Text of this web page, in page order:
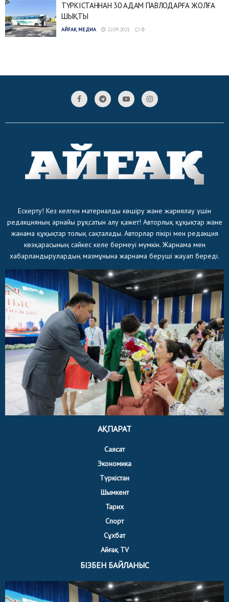
ТҮРКІСТАННАН 30 АДАМ ПАВЛОДАРҒА ЖОЛҒА
ШЫҚТЫ
АЙҒАҚ МЕДИА 22.09.2021 0
Ескерту! Кез келген материалды көшіру және жариялау үшін
редакцияның арнайы рұқсатын алу қажет! Авторлық құқықтар және
жанама құқықтар толық сақталады. Авторлар пікірі мен редакция
көзқарасының сәйкес келе бермеуі мүмкін. Жарнама мен
хабарландырулардың мазмұнына жарнама беруші жауап береді.
АҚПАРАТ
Саясат
Экономика
Түркістан
Шымкент
Тарих
Спорт
Сұхбат
Айғақ TV
БІЗБЕН БАЙЛАНЫС